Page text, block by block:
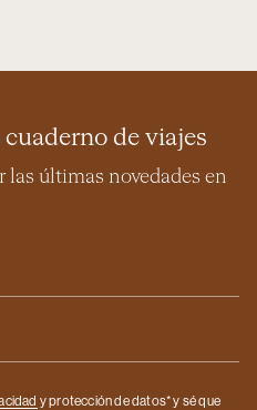
de viajes
las últimas novedades en
y protección de datos* y sé que